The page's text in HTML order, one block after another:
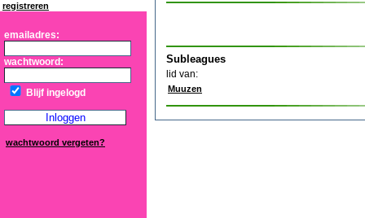
registreren
emailadres:
wachtwoord:
Blijf ingelogd
wachtwoord vergeten?
Subleagues
lid van:
Muuzen